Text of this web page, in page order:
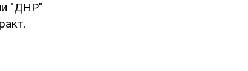
"ДНР"